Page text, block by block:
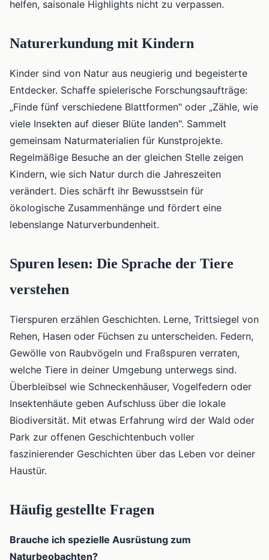
helfen, saisonale Highlights nicht zu verpassen.
Naturerkundung mit Kindern
Kinder sind von Natur aus neugierig und begeisterte
Entdecker. Schaffe spielerische Forschungsaufträge:
„Finde fünf verschiedene Blattformen" oder „Zähle, wie
viele Insekten auf dieser Blüte landen". Sammelt
gemeinsam Naturmaterialien für Kunstprojekte.
Regelmäßige Besuche an der gleichen Stelle zeigen
Kindern, wie sich Natur durch die Jahreszeiten
verändert. Dies schärft ihr Bewusstsein für
ökologische Zusammenhänge und fördert eine
lebenslange Naturverbundenheit.
Spuren lesen: Die Sprache der Tiere
verstehen
Tierspuren erzählen Geschichten. Lerne, Trittsiegel von
Rehen, Hasen oder Füchsen zu unterscheiden. Federn,
Gewölle von Raubvögeln und Fraßspuren verraten,
welche Tiere in deiner Umgebung unterwegs sind.
Überbleibsel wie Schneckenhäuser, Vogelfedern oder
Insektenhäute geben Aufschluss über die lokale
Biodiversität. Mit etwas Erfahrung wird der Wald oder
Park zur offenen Geschichtenbuch voller
faszinierender Geschichten über das Leben vor deiner
Haustür.
Häufig gestellte Fragen
Brauche ich spezielle Ausrüstung zum
Naturbeobachten?